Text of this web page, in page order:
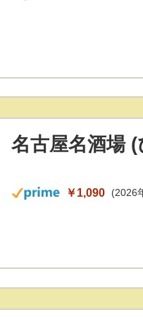
名古屋名酒場
￥1,090 (2026